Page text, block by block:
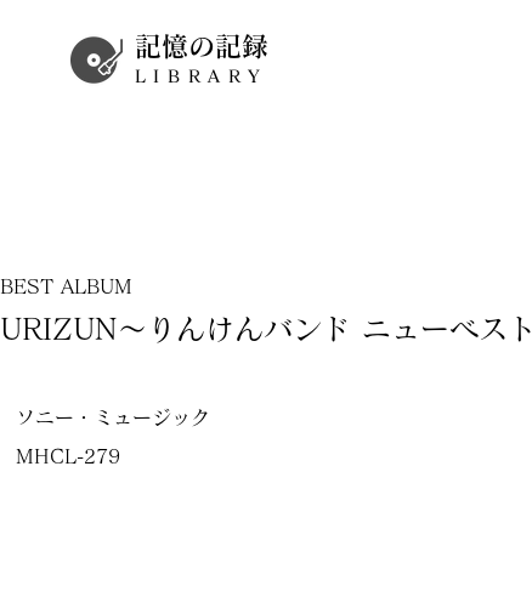
記憶の記録
LIBRARY
BEST ALBUM
URIZUN～りんけんバンド ニューベスト
ソニー・ミュージック
MHCL-279